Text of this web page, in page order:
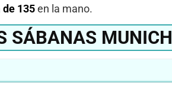
135en la mano.
SÁBANAS MUNICH